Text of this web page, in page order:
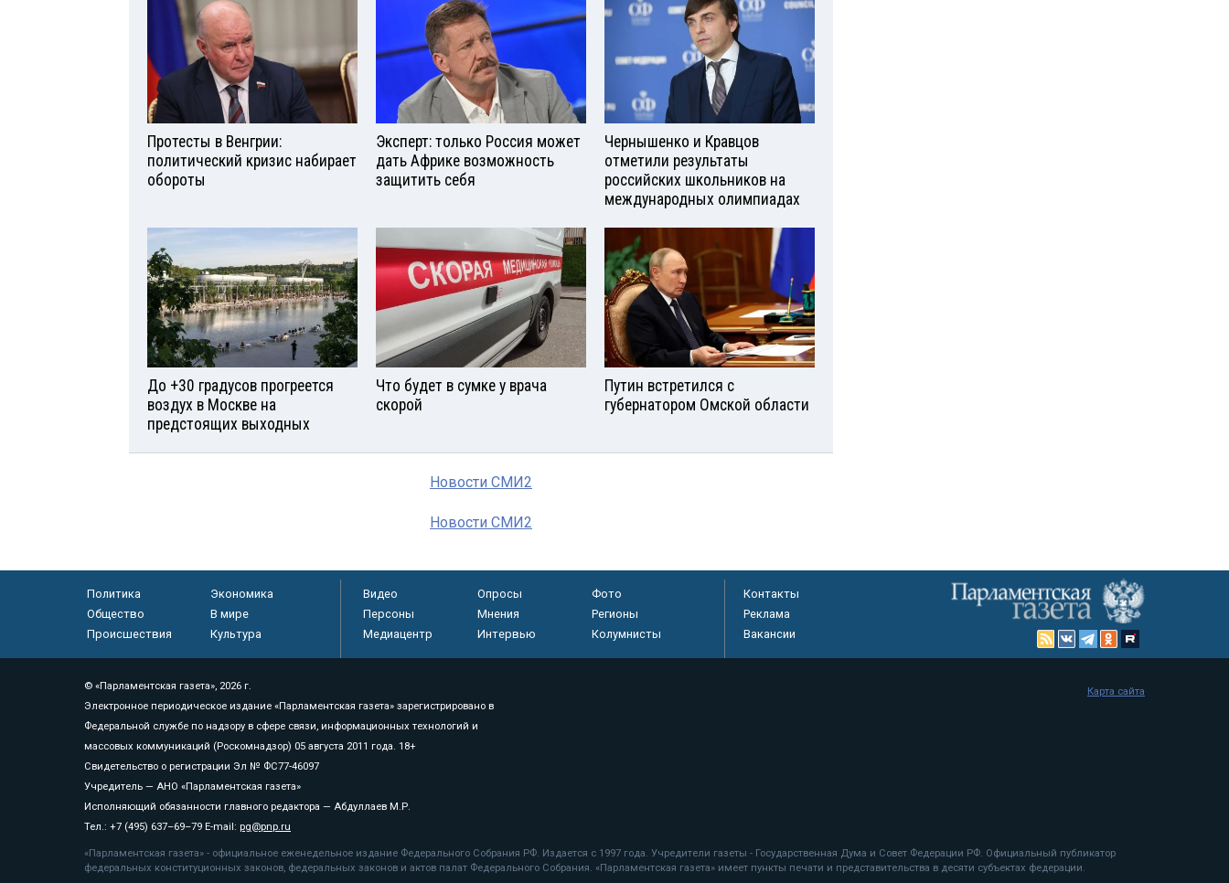
Протесты в Венгрии:
политический кризис набирает
обороты
Эксперт: только Россия может
дать Африке возможность
защитить себя
Чернышенко и Кравцов
отметили результаты
российских школьников на
международных олимпиадах
До +30 градусов прогреется
воздух в Москве на
предстоящих выходных
Что будет в сумке у врача
скорой
Путин встретился с
губернатором Омской области
Новости СМИ2
Новости СМИ2
Политика
Экономика
Общество
В мире
Происшествия
Культура
Видео Опросы
Фото
Персоны
Мнения
Регионы
Медиацентр
Интервью Колумнисты
Контакты
Реклама
Вакансии
© «Парламентская газета», 2026 г.
Электронное периодическое издание «Парламентская газета» зарегистрировано в
Федеральной службе по надзору в сфере связи, информационных технологий и
массовых коммуникаций (Роскомнадзор) 05 августа 2011 года. 18+
Свидетельство о регистрации Эл № ФС77-46097
Учредитель — АНО «Парламентская газета»
Исполняющий обязанности главного редактора — Абдуллаев М.Р.
Тел.: +7 (495) 637–69–79 E-mail: pg@pnp.ru
«Парламентская газета» - официальное еженедельное издание Федерального Собрания РФ. Издается с 1997 года. Учредители газеты - Государственная Дума и Совет Федерации РФ. Официальный публикатор
федеральных конституционных законов, федеральных законов и актов палат Федерального Собрания. «Парламентская газета» имеет пункты печати и представительства в десяти субъектах федерации.
Карта сайта